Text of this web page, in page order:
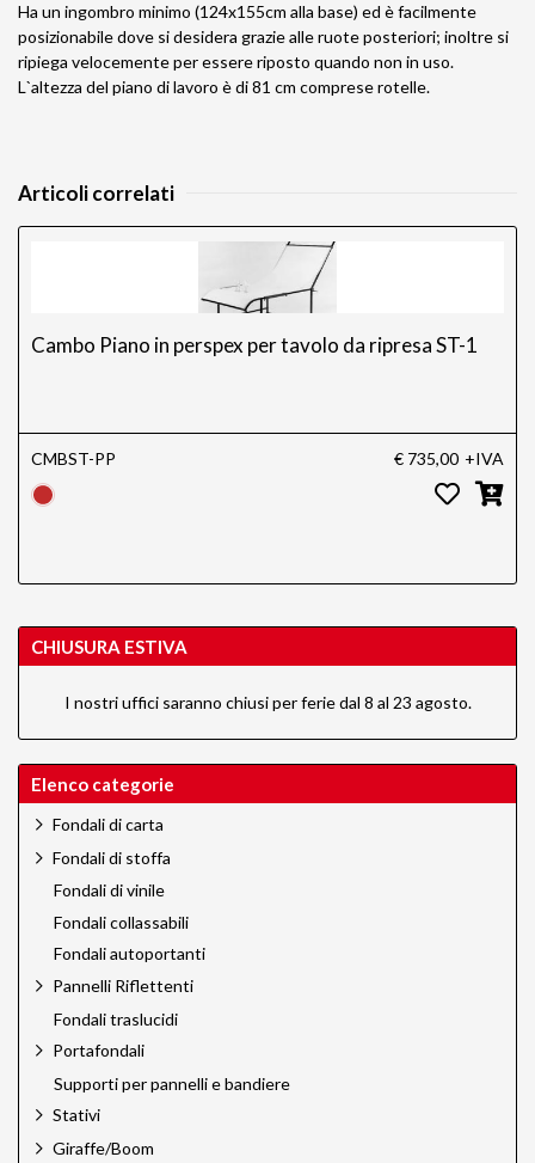
Ha un ingombro minimo (124x155cm alla base) ed è facilmente
posizionabile dove si desidera grazie alle ruote posteriori; inoltre si
ripiega velocemente per essere riposto quando non in uso.
L`altezza del piano di lavoro è di 81 cm comprese rotelle.
Articoli correlati
Cambo Piano in perspex per tavolo da ripresa ST-1
CMBST-PP € 735,00 +IVA
CHIUSURA ESTIVA
I nostri uffici saranno chiusi per ferie dal 8 al 23 agosto.
Elenco categorie
Fondali di carta
Fondali di stoffa
Fondali di vinile
Fondali collassabili
Fondali autoportanti
Pannelli Riflettenti
Fondali traslucidi
Portafondali
Supporti per pannelli e bandiere
Stativi
Giraffe/Boom